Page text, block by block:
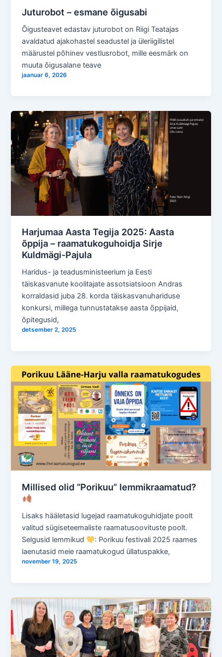
Juturobot – esmane õigusabi
Õigusteavet edastav juturobot on Riigi Teatajas
avaldatud ajakohastel seadustel ja üleriigilistel
määrustel põhinev vestlusrobot, mille eesmärk on
muuta õigusalane teave
jaanuar 6, 2026
Harjumaa Aasta Tegija 2025: Aasta
õppija – raamatukoguhoidja Sirje
Kuldmägi-Pajula
Haridus- ja teadusministeerium ja Eesti
täiskasvanute koolitajate assotsiatsioon Andras
korraldasid juba 28. korda täiskasvanuhariduse
konkursi, millega tunnustatakse aasta õppijaid,
õpitegusid,
detsember 2, 2025
Millised olid “Porikuu” lemmikraamatud?
Lisaks hääletasid lugejad raamatukoguhidjate poolt
valitud sügiseteemaliste raamatusoovituste poolt.
Selgusid lemmikud
: Porikuu festivali 2025 raames
laenutasid meie raamatukogud üllatuspakke,
november 19, 2025